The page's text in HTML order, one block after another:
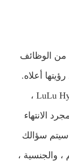
من الوظائف
أعلاه.
للتقدم بطلب للحصول على LuLu Hypermarket ،
الانتهاء
سؤالك
والجنسية ،